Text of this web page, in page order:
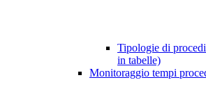
Tipologie di
in tabelle)
Monitoraggio tempi